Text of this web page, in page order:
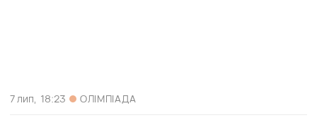
7 лип, 18:23 ОЛІМПІАДА